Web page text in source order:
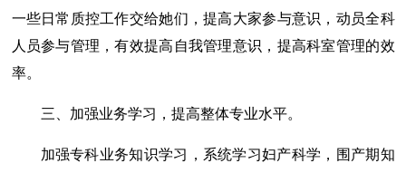
一些日常质控工作交给她们，提高大家参与意识，动员全科
人员参与管理，有效提高自我管理意识，提高科室管理的效
率。
三、加强业务学习，提高整体专业水平。
加强专科业务知识学习，系统学习妇产科学，围产期知